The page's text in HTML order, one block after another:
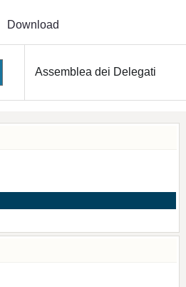
Download
Assemblea dei Delegati